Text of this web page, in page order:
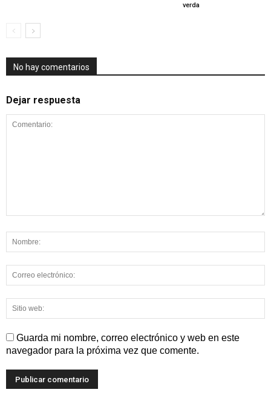
verda
No hay comentarios
Dejar respuesta
Guarda mi nombre, correo electrónico y web en este
navegador para la próxima vez que comente.